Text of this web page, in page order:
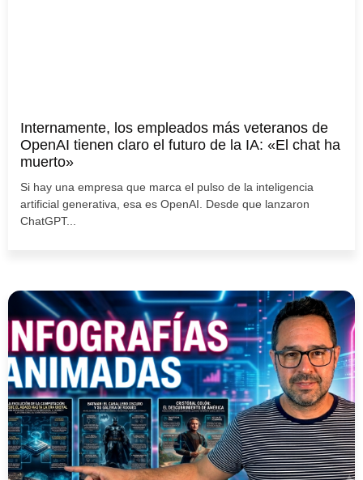
Internamente, los empleados más veteranos de
OpenAI tienen claro el futuro de la IA: «El chat ha
muerto»
Si hay una empresa que marca el pulso de la inteligencia
artificial generativa, esa es OpenAI. Desde que lanzaron
ChatGPT...